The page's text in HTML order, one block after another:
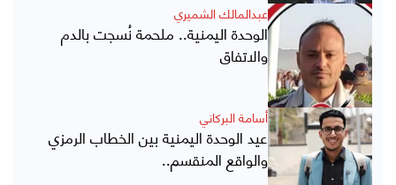
عبدالمالك الشميري
الوحدة اليمنية.. ملحمة نُسجت بالدم
والاتفاق
أسامة البركاني
عيد الوحدة اليمنية بين الخطاب الرمزي
والواقع المنقسم..